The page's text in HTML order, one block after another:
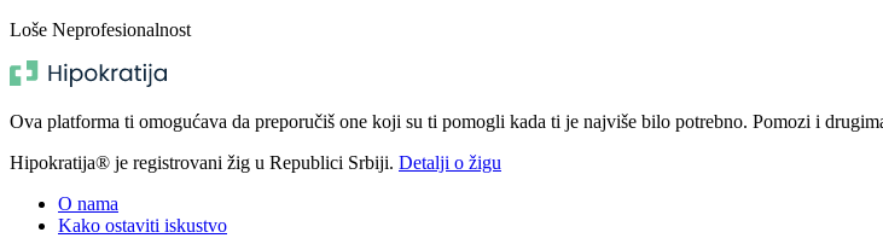
Loše Neprofesionalnost
Ova platforma ti omogućava da preporučiš one koji su ti pomogli kada ti je najviše bilo potrebno. Pomozi i
Hipokratija® je registrovani žig u Republici Srbiji. Detalji o žigu
O nama
Kako ostaviti iskustvo